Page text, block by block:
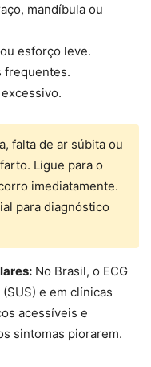
mandíbula ou
esforço leve.
frequentes.
falta de ar súbita ou
Ligue para o
imediatamente.
para diagnóstico
No Brasil, o ECG
e em clínicas
acessíveis e
sintomas piorarem.